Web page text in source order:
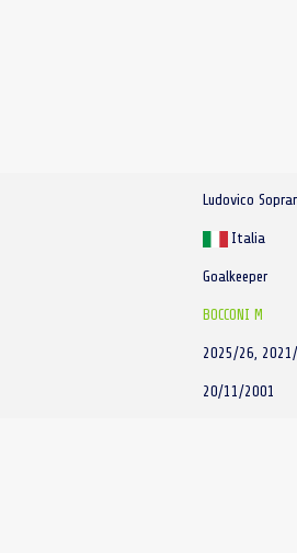
Ludovico
Italia
Goalkeeper
BOCCONI M
2025/26,
20/11/2001